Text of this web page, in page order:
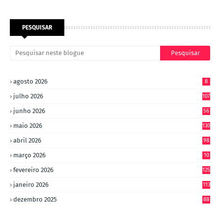
PESQUISAR
agosto 2026 8
julho 2026 107
junho 2026 56
maio 2026 130
abril 2026 98
março 2026
10
fevereiro 2026 125
janeiro 2026 113
dezembro 2025 88